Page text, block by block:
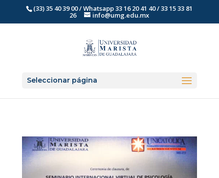
(33) 35 40 39 00 / Whatsapp 33 16 20 41 40 / 33 15 33 81
26 info@umg.edu.mx
Seleccionar página